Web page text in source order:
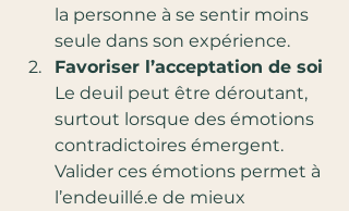
la personne à se sentir moins
seule dans son expérience.
Favoriser l’acceptation de soi
Le deuil peut être déroutant,
surtout lorsque des émotions
contradictoires émergent.
Valider ces émotions permet à
l’endeuillé.e de mieux